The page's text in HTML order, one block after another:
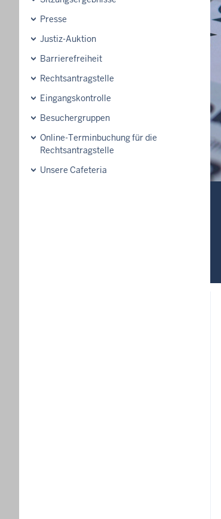
Presse
Justiz-Auktion
Barrierefreiheit
Rechtsantragstelle
Eingangskontrolle
Besuchergruppen
Online-Terminbuchung für die
Rechtsantragstelle
Unsere Cafeteria